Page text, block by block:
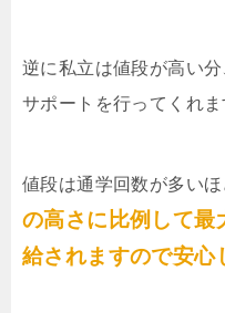
逆に私立は値段が高い
サポートを行ってくれま
値段は通学回数が多いほ
の高さに比例して最
給されますので安心